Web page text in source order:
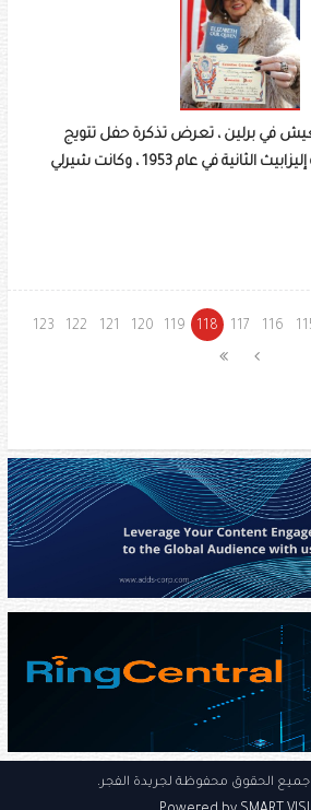
في برلين ، تعرض تذكرة حفل تتويج
الملكة البريطانية الراحلة إليزابيث الثانية في عام 1953 ، وكانت شيرلي
116
117
118
119
120
121
122
123
لجريدة الفجر.